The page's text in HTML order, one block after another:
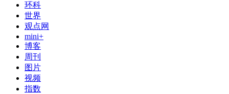
环科
世界
观点网
mini+
博客
周刊
图片
视频
指数